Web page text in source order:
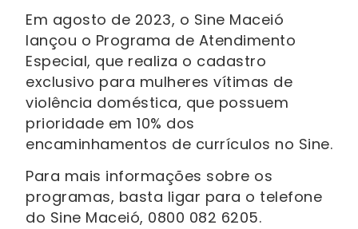
Em agosto de 2023, o Sine Maceió
lançou o Programa de Atendimento
Especial, que realiza o cadastro
exclusivo para mulheres vítimas de
violência doméstica, que possuem
prioridade em 10% dos
encaminhamentos de currículos no Sine.
Para mais informações sobre os
programas, basta ligar para o telefone
do Sine Maceió, 0800 082 6205.